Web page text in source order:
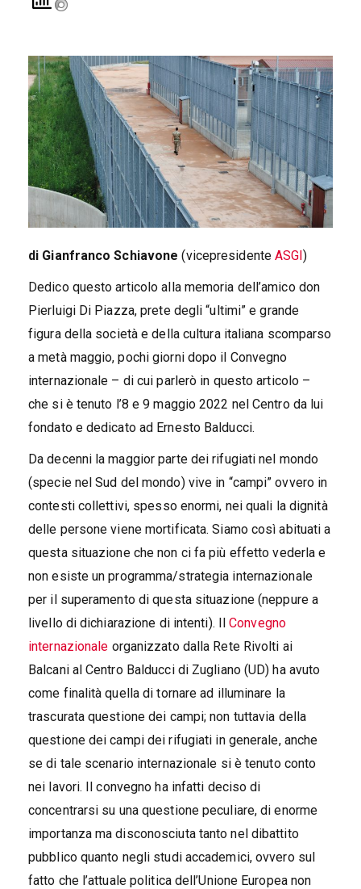
di Gianfranco Schiavone(vicepresidenteASGI)
Dedico questo articolo alla memoria dell’amico don
Pierluigi Di Piazza, prete degli “ultimi” e grande
figura della società e della cultura italiana scomparso
a metà maggio, pochi giorni dopo il Convegno
internazionale – di cui parlerò in questo articolo –
che si è tenuto l’8 e 9 maggio 2022 nel Centro da lui
fondato e dedicato ad Ernesto Balducci.
Da decenni la maggior parte dei rifugiati nel mondo
(specie nel Sud del mondo) vive in “campi” ovvero in
contesti collettivi, spesso enormi, nei quali la dignità
delle persone viene mortificata. Siamo così abituati a
questa situazione che non ci fa più effetto vederla e
non esiste un programma/strategia internazionale
per il superamento di questa situazione (neppure a
livello di dichiarazione di intenti). IlConvegno
internazionale organizzato dalla Rete Rivolti ai
Balcani al Centro Balducci di Zugliano (UD) ha avuto
come finalità quella di tornare ad illuminare la
trascurata questione dei campi; non tuttavia della
questione dei campi dei rifugiati in generale, anche
se di tale scenario internazionale si è tenuto conto
nei lavori. Il convegno ha infatti deciso di
concentrarsi su una questione peculiare, di enorme
importanza ma disconosciuta tanto nel dibattito
pubblico quanto negli studi accademici, ovvero sul
fatto che l’attuale politica dell’Unione Europea non